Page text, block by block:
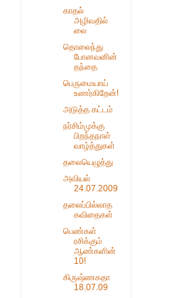
காதல்
அழிவதில்
லை
தொலைந்து
போனவனின்
தந்தை
பெருமையாய்
உணர்கிறேன்!
அடுத்த கட்டம்
நர்சிம்முக்கு
பிறந்தநாள்
வாழ்த்துகள்
தலையெழுத்து
அவியல்
24.07.2009
தலைப்பில்லாத
கவிதைகள்
பெண்கள்
ரசிக்கும்
ஆண்களின்
10!
கிருஷ்ணகதா
18.07.09